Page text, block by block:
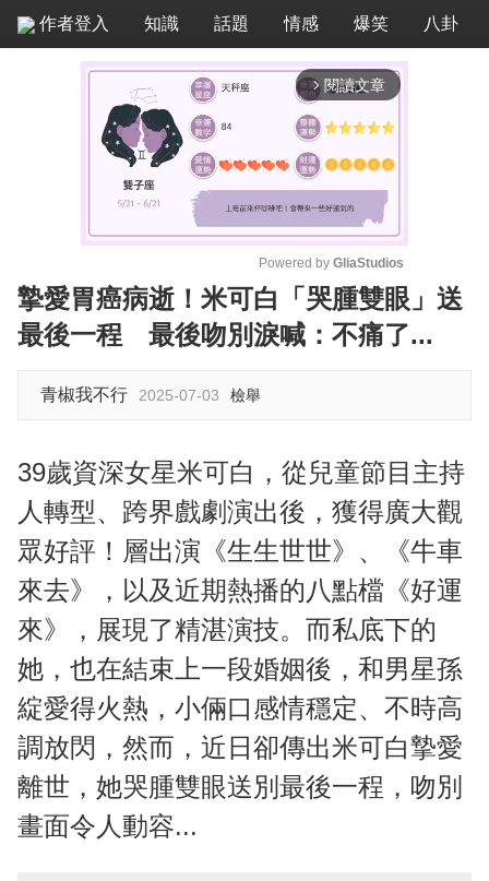
作者登入 知識 話題 情感 爆笑 八卦
arrow_forward_ios 閱讀文章
M
u
Powered by GliaStudios
摯愛胃癌病逝！米可白「哭腫雙眼」送
最後一程 最後吻別淚喊：不痛了...
青椒我不行 2025-07-03 檢舉
39歲資深女星米可白，從兒童節目主持
人轉型、跨界戲劇演出後，獲得廣大觀
眾好評！層出演《生生世世》、《牛車
來去》，以及近期熱播的八點檔《好運
來》，展現了精湛演技。而私底下的
她，也在結束上一段婚姻後，和男星孫
綻愛得火熱，小倆口感情穩定、不時高
調放閃，然而，近日卻傳出米可白摯愛
離世，她哭腫雙眼送別最後一程，吻別
畫面令人動容...